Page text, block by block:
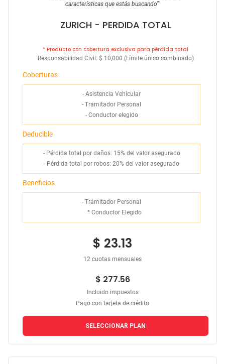
características que estás buscando""
ZURICH - PERDIDA TOTAL
* Producto con cobertura exclusiva para pérdida total
Responsabilidad Civil: $ 10,000 (Límite único combinado)
Coberturas
- Asistencia Vehícular
- Tramitador Personal
- Conductor elegido
Deducible
- Pérdida total por daños: 15% del valor asegurado
- Pérdida total por robos: 20% del valor asegurado
Beneficios
- Trámitador Personal
* Conductor Elegido
$ 23.13
12 cuotas mensuales
$ 277.56
Incluido impuestos
Pago con tarjeta de crédito
SELECCIONAR PLAN